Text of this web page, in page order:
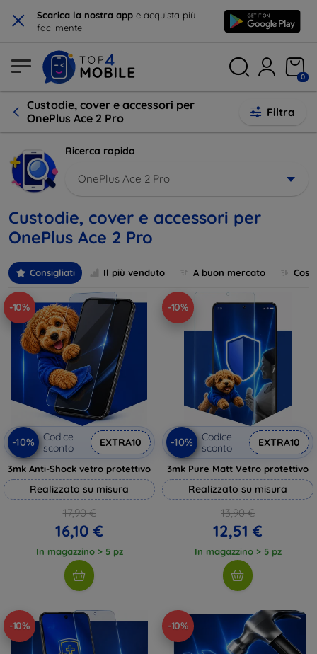
× Scarica la nostra app e acquista più
facilmente
0
Custodie, cover e accessori per
OnePlus Ace 2 Pro
Filtra
Ricerca rapida
OnePlus Ace 2 Pro
Custodie, cover e accessori per
OnePlus Ace 2 Pro
Consigliati Il più venduto A buon mercato
-10%
-10%
Codice
sconto
EXTRA10
3mk Anti-Shock vetro protettivo
Realizzato su misura
17,90 €
16,10 €
In magazzino > 5 pz
-10%
-10%
Codice
sconto
EXTRA10
3mk Pure Matt Vetro protettivo
Realizzato su misura
13,90 €
12,51 €
In magazzino > 5 pz
-10% -10%